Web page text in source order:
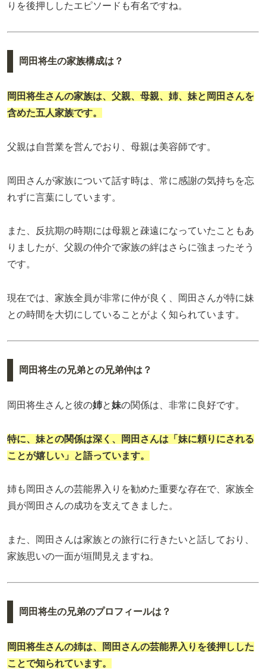
りを後押ししたエピソードも有名ですね。
岡田将生の家族構成は？
岡田将生さんの家族は、 父親、母親、姉、妹と岡田さんを
含めた五人家族です。
父親は自営業を営んでおり、母親は美容師です。
岡田さんが家族について話す時は、常に感謝の気持ちを忘
れずに言葉にしています。
また、反抗期の時期には母親と疎遠になっていたこともあ
りましたが、父親の仲介で家族の絆はさらに強まったそう
です。
現在では、家族全員が非常に仲が良く、岡田さんが特に妹
との時間を大切にしていることがよく知られています。
岡田将生の兄弟との兄弟仲は？
岡田将生さんと彼の姉と妹の関係は、非常に良好です。
特に、妹との関係は深く、岡田さんは「妹に頼りにされる
ことが嬉しい」と語っています。
姉も岡田さんの芸能界入りを勧めた重要な存在で、家族全
員が岡田さんの成功を支えてきました。
また、岡田さんは家族との旅行に行きたいと話しており、
家族思いの一面が垣間見えますね。
岡田将生の兄弟のプロフィールは？
岡田将生さんの姉は、岡田さんの芸能界入りを後押しした
ことで知られています。